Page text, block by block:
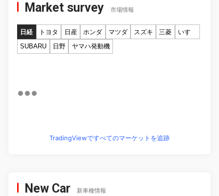
Market survey 市場情報
日経 トヨタ 日産 ホンダ マツダ スズキ 三菱
いすゞ
SUBARU
日野 ヤマハ発動機
TradingViewですべてのマーケットを追跡
New Car 新車種情報